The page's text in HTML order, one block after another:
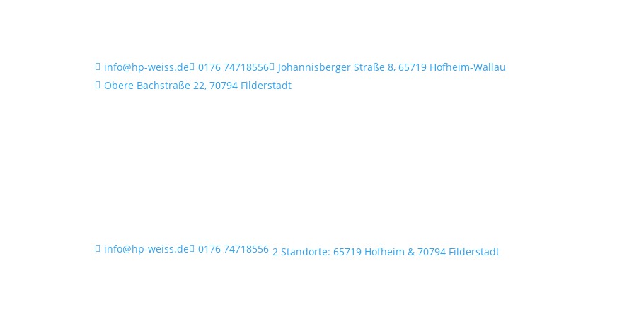
 info@hp-weiss.de 0176 74718556 Johannisberger Straße 8, 65719 Hofheim-Wallau
 Obere Bachstraße 22, 70794 Filderstadt
 info@hp-weiss.de  0176 74718556 2 Standorte: 65719 Hofheim & 70794 Filderstadt